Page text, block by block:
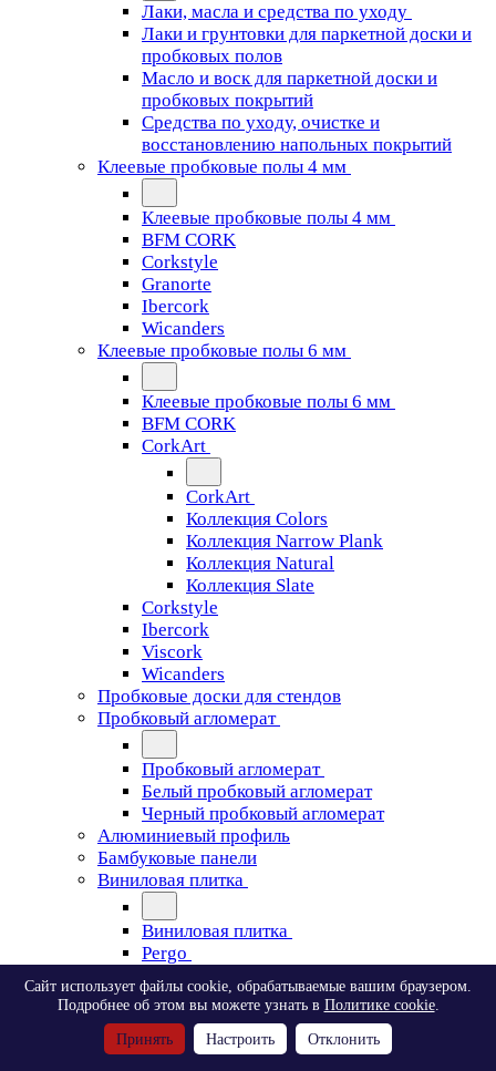
Лаки, масла и средства по уходу
Лаки и грунтовки для паркетной доски и
пробковых полов
Масло и воск для паркетной доски и
пробковых покрытий
Средства по уходу, очистке и
восстановлению напольных покрытий
Клеевые пробковые полы 4 мм
Клеевые пробковые полы 4 мм
BFM CORK
Corkstyle
Granorte
Ibercork
Wicanders
Клеевые пробковые полы 6 мм
Клеевые пробковые полы 6 мм
BFM CORK
CorkArt
CorkArt
Коллекция Colors
Коллекция Narrow Plank
Коллекция Natural
Коллекция Slate
Corkstyle
Ibercork
Viscork
Wicanders
Пробковые доски для стендов
Пробковый агломерат
Пробковый агломерат
Белый пробковый агломерат
Черный пробковый агломерат
Алюминиевый профиль
Бамбуковые панели
Виниловая плитка
Виниловая плитка
Pergo
Pergo
Classic Plank Optimum Glue
Modern Plank Optimum Glue
Сайт использует файлы cookie, обрабатываемые вашим браузером.
Подробнее об этом вы можете узнать в Политике cookie.
Принять Настроить Отклонить